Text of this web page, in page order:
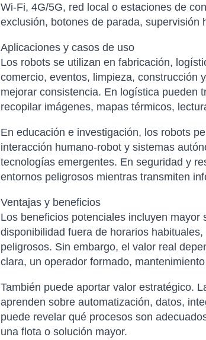
Wi-Fi, 4G/5G, red local o estaciones de
exclusión, botones de parada, supervisión
Aplicaciones y casos de uso
Los robots se utilizan en fabricación,
comercio, eventos, limpieza, construcción
mejorar consistencia. En logística pueden
recopilar imágenes, mapas térmicos,
En educación e investigación, los robots
interacción humano-robot y sistemas
tecnologías emergentes. En seguridad y
entornos peligrosos mientras transmiten
Ventajas y beneficios
Los beneficios potenciales incluyen
disponibilidad fuera de horarios
peligrosos. Sin embargo, el valor real
clara, un operador formado,
También puede aportar valor estratégico.
aprenden sobre automatización, datos,
puede revelar qué procesos son
una flota o solución mayor.